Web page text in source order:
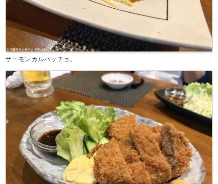
サーモンカルパッチョ。